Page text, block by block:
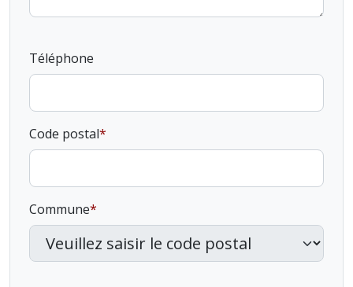
Téléphone
Code postal
Commune